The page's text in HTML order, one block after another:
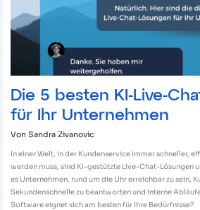
Die 5 besten KI-Live-
für Ihr Unternehmen
VonSandra Zivanovic
In einer Welt, in der Kundenservice immer schneller,
werden muss, sind KI-gestützte Live-Chat-Lösungen
es Unternehmen, rund um die Uhr erreichbar zu sein,
Sekundenschnelle zu beantworten und interne
Software eignet sich am besten für Ihre Bedürfnisse?
Unternehmen